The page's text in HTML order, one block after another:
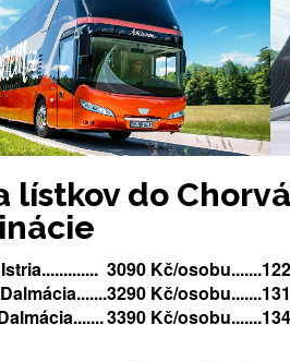
lístkov do
3090 Kč/
3290 Kč/
3390 Kč/